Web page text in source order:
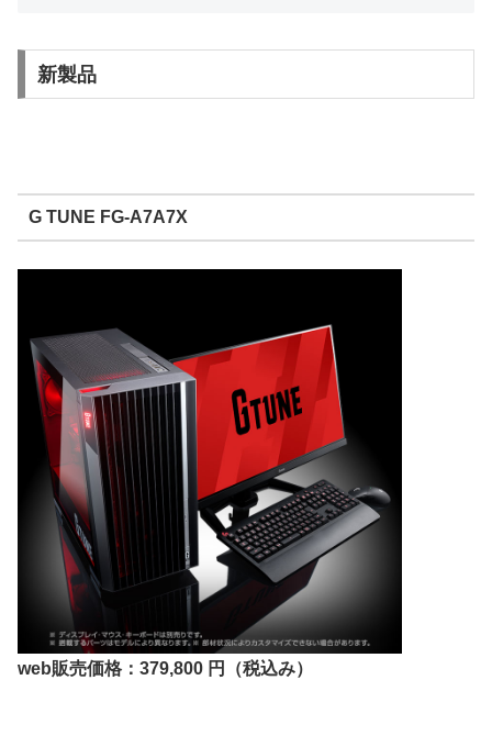
新製品
G TUNE FG-A7A7X
web販売価格：379,800 円（税込み）